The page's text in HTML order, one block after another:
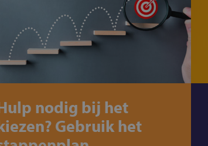
nodig bij het
Gebruik het